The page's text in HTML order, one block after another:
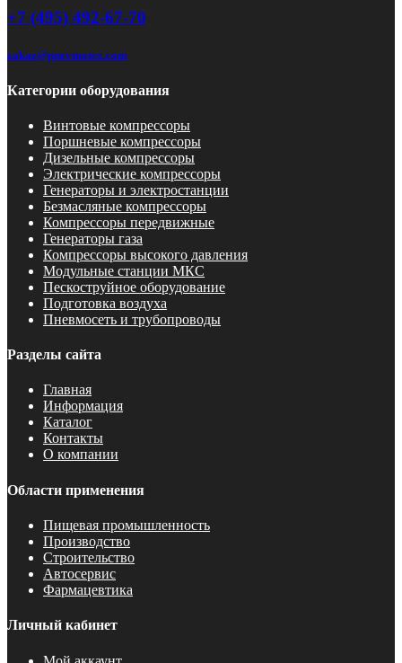
+7 (495) 492-67-70
zakaz@pnevmotex.com
Категории оборудования
Винтовые компрессоры
Поршневые компрессоры
Дизельные компрессоры
Электрические компрессоры
Генераторы и электростанции
Безмасляные компрессоры
Компрессоры передвижные
Генераторы газа
Компрессоры высокого давления
Модульные станции МКС
Пескоструйное оборудование
Подготовка воздуха
Пневмосеть и трубопроводы
Разделы сайта
Главная
Информация
Каталог
Контакты
О компании
Области применения
Пищевая промышленность
Производство
Строительство
Автосервис
Фармацевтика
Личный кабинет